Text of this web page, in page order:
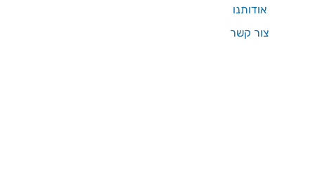
אודותנו
צור קשר